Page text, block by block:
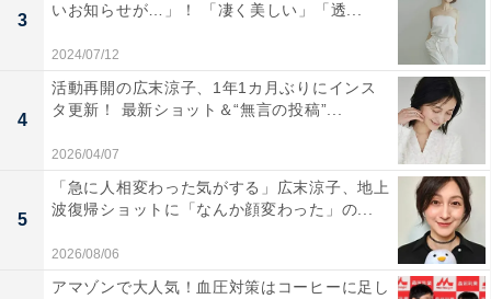
3
いお知らせが…」！ 「凄く美しい」「透...
2024/07/12
4
活動再開の広末涼子、1年1カ月ぶりにインス
タ更新！ 最新ショット＆“無言の投稿”...
2026/04/07
5
「急に人相変わった気がする」広末涼子、地上
波復帰ショットに「なんか顔変わった」の...
2026/08/06
アマゾンで大人気！血圧対策はコーヒーに足し